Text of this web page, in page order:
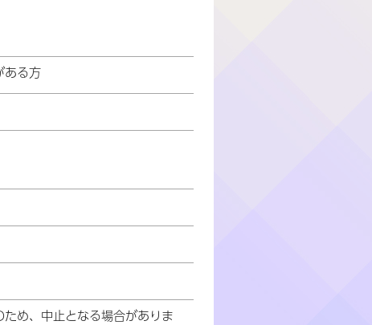
ある方
め、中止となる場合がありま